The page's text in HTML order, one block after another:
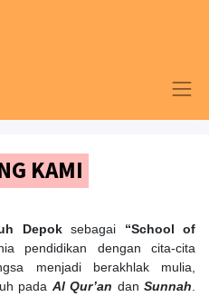
KAMI
Depoksebagai “School of
pendidikan dengan cita-cita
menjadi berakhlak mulia,
pada Al Qur’an dan Sunnah.